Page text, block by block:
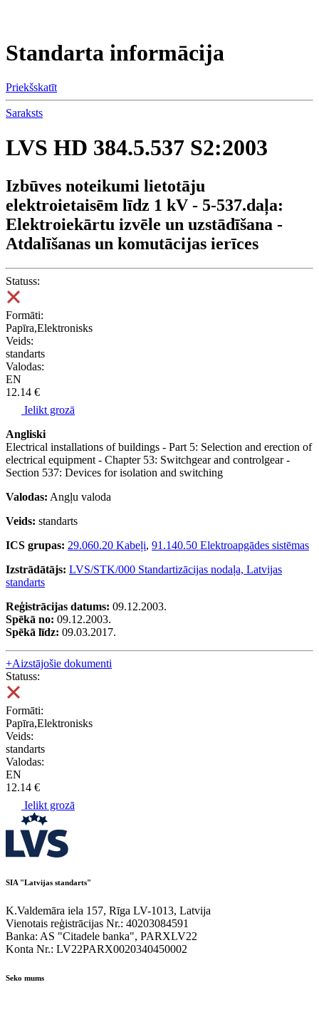
Standarta informācija
Priekšskatīt
Saraksts
LVS HD 384.5.537 S2:2003
Izbūves noteikumi lietotāju
elektroietaisēm līdz 1 kV - 5-537.daļa:
Elektroiekārtu izvēle un uzstādīšana -
Atdalīšanas un komutācijas ierīces
Statuss:
Formāti:
Papīra,Elektronisks
Veids:
standarts
Valodas:
EN
12.14 €
Ielikt grozā
Angliski
Electrical installations of buildings - Part 5: Selection and erection of
electrical equipment - Chapter 53: Switchgear and controlgear -
Section 537: Devices for isolation and switching
Valodas: Angļu valoda
Veids: standarts
ICS grupas: 29.060.20 Kabeļi, 91.140.50 Elektroapgādes sistēmas
Izstrādātājs: LVS/STK/000 Standartizācijas nodaļa, Latvijas
standarts
Reģistrācijas datums: 09.12.2003.
Spēkā no: 09.12.2003.
Spēkā līdz: 09.03.2017.
+Aizstājošie dokumenti
Statuss:
Formāti:
Papīra,Elektronisks
Veids:
standarts
Valodas:
EN
12.14 €
Ielikt grozā
SIA "Latvijas standarts"
K.Valdemāra iela 157, Rīga LV-1013, Latvija
Vienotais reģistrācijas Nr.: 40203084591
Banka: AS "Citadele banka", PARXLV22
Konta Nr.: LV22PARX0020340450002
Seko mums